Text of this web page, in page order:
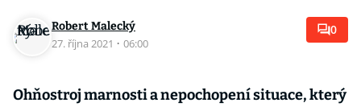
Robert Malecký
27. října 2021 · 06:00
0
Ohňostroj marnosti a nepochopení situace, který